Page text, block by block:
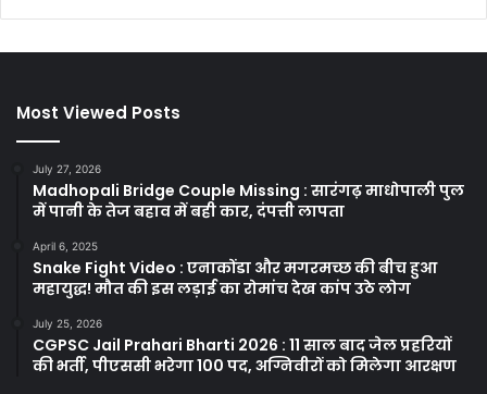
Most Viewed Posts
July 27, 2026
Madhopali Bridge Couple Missing : सारंगढ़ माधोपाली पुल
में पानी के तेज बहाव में बही कार, दंपत्ती लापता
April 6, 2025
Snake Fight Video : एनाकोंडा और मगरमच्छ की बीच हुआ
महायुद्ध! मौत की इस लड़ाई का रोमांच देख कांप उठे लोग
July 25, 2026
CGPSC Jail Prahari Bharti 2026 : 11 साल बाद जेल प्रहरियों
की भर्ती, पीएससी भरेगा 100 पद, अग्निवीरों को मिलेगा आरक्षण